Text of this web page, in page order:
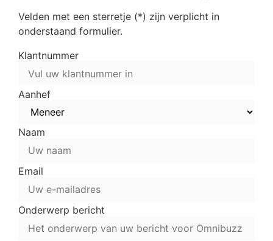
Velden met een sterretje (*) zijn verplicht in
onderstaand formulier.
Klantnummer
Aanhef
Naam
Email
Onderwerp bericht